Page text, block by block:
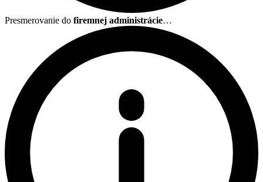
Presmerovanie do firemnej administrácie…